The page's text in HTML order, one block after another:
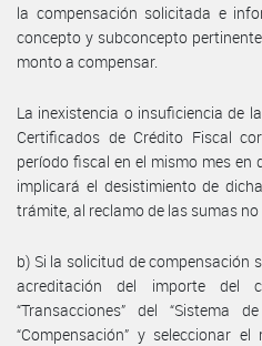
la compensación solicitada e
concepto y subconcepto
monto a compensar.
La inexistencia o insuficiencia de
Certificados de Crédito Fiscal
período fiscal en el mismo mes en
implicará el desistimiento de
trámite, al reclamo de las sumas no
b) Si la solicitud de compensación
acreditación del importe del
“Transacciones” del “Sistema
“Compensación” y seleccionar